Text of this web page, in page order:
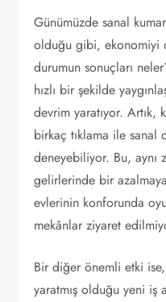
Günümüzde sanal
olduğu gibi, ekonomiyi
durumun sonuçları
hızlı bir şekilde
devrim yaratıyor. Artık,
birkaç tıklama ile sanal
deneyebiliyor. Bu, aynı
gelirlerinde bir
evlerinin konforunda
mekânlar ziyaret
Bir diğer önemli etki
yaratmış olduğu yeni iş